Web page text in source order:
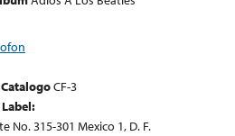
CF-3
No. 315-301 Mexico 1, D. F.